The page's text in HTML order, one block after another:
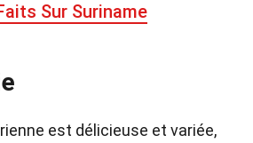
Sur Suriname
est délicieuse et variée,